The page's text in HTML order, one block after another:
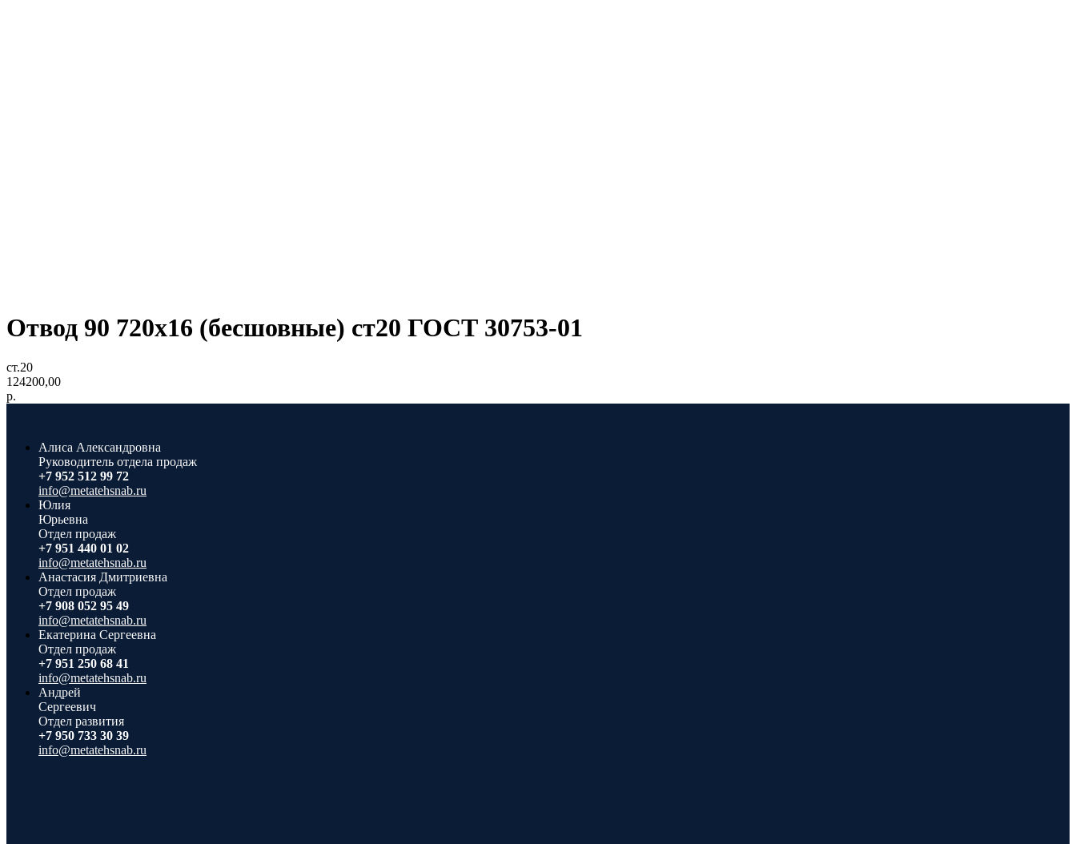
Отвод 90 720х16 (бесшовные) ст20 ГОСТ 30753-01
ст.20
124200,00
р.
Алиса Александровна
Руководитель отдела продаж
+7 952 512 99 72
info@metatehsnab.ru
Юлия
Юрьевна
Отдел продаж
+7 951 440 01 02
info@metatehsnab.ru
Анастасия Дмитриевна
Отдел продаж
+7 908 052 95 49
info@metatehsnab.ru
Екатерина Сергеевна
Отдел продаж
+7 951 250 68 41
info@metatehsnab.ru
Андрей
Сергеевич
Отдел развития
+7 950 733 30 39
info@metatehsnab.ru